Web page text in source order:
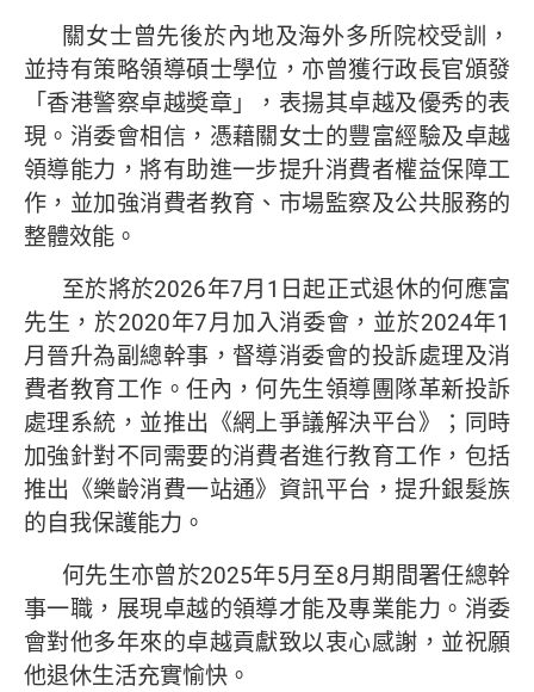
關女士曾先後於內地及海外多所院校受訓，
並持有策略領導碩士學位，亦曾獲行政長官頒發
「香港警察卓越奬章」，表揚其卓越及優秀的表
現。消委會相信，憑藉關女士的豐富經驗及卓越
領導能力，將有助進一步提升消費者權益保障工
作，並加強消費者教育、市場監察及公共服務的
整體效能。
至於將於2026年7月1日起正式退休的何應富
先生，於2020年7月加入消委會，並於2024年1
月晉升為副總幹事，督導消委會的投訴處理及消
費者教育工作。任內，何先生領導團隊革新投訴
處理系統，並推出《網上爭議解決平台》；同時
加強針對不同需要的消費者進行教育工作，包括
推出《樂齡消費一站通》資訊平台，提升銀髮族
的自我保護能力。
何先生亦曾於2025年5月至8月期間署任總幹
事一職，展現卓越的領導才能及專業能力。消委
會對他多年來的卓越貢獻致以衷心感謝，並祝願
他退休生活充實愉快。